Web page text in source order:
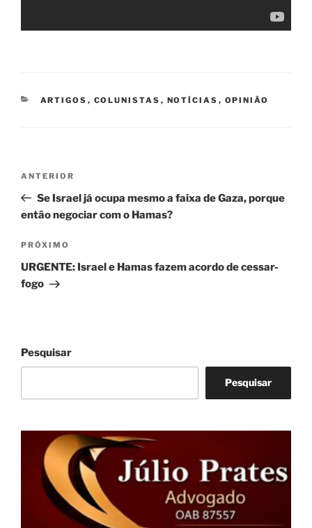
CATEGORIAS
ARTIGOS , COLUNISTAS , NOTÍCIAS , OPINIÃO
Post
Post
anterior
ANTERIOR
Se Israel já ocupa mesmo a faixa de Gaza, porque
então negociar com o Hamas?
Próximo
post
PRÓXIMO
URGENTE: Israel e Hamas fazem acordo de cessar-
fogo
Pesquisar
Pesquisar